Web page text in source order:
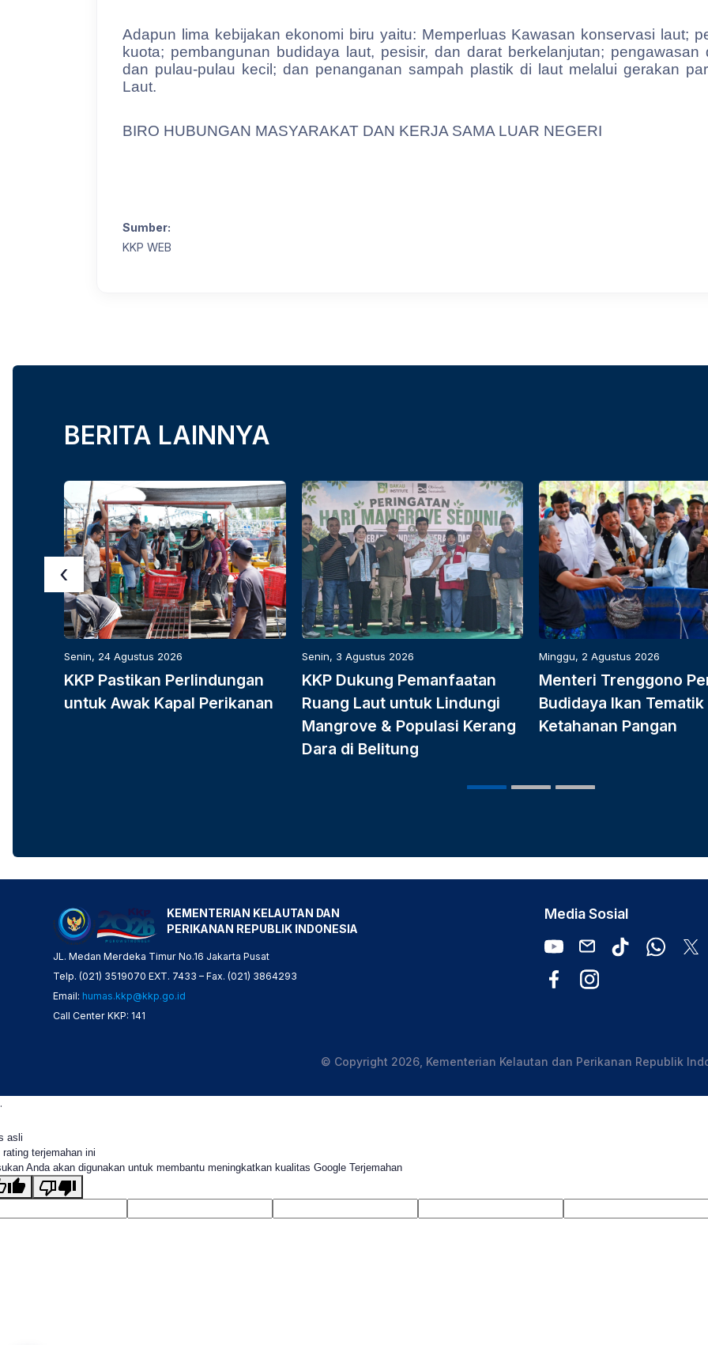
Adapun lima kebijakan ekonomi biru yaitu: Memperluas Kawasan konservasi laut;
kuota; pembangunan budidaya laut, pesisir, dan darat berkelanjutan;
dan pulau-pulau kecil; dan penanganan sampah plastik di laut melalui gerakan
Laut.
BIRO HUBUNGAN MASYARAKAT DAN KERJA SAMA LUAR NEGERI
Sumber:
KKP WEB
BERITA LAINNYA
Senin, 24 Agustus 2026
KKP Pastikan Perlindungan
untuk Awak Kapal Perikanan
Senin, 3 Agustus 2026
KKP Dukung Pemanfaatan
Ruang Laut untuk Lindungi
Mangrove & Populasi Kerang
Dara di Belitung
Minggu, 2 Agustus 2026
Menteri Trenggono
Budidaya Ikan
Ketahanan Pangan
‹
KEMENTERIAN KELAUTAN DAN
PERIKANAN REPUBLIK INDONESIA
JL. Medan Merdeka Timur No.16 Jakarta Pusat
Telp. (021) 3519070 EXT. 7433 – Fax. (021) 3864293
Email: humas.kkp@kkp.go.id
Call Center KKP: 141
Media Sosial
© Copyright 2026, Kementerian Kelautan dan Perikanan Republik
.
asli
rating terjemahan ini
Anda akan digunakan untuk membantu meningkatkan kualitas Google Terjemahan